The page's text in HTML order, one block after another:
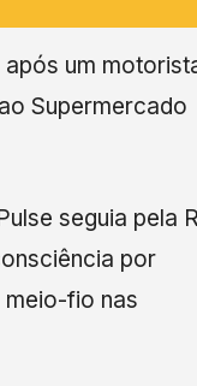
um
Supermercado
seguia pela
por
meio-fio nas